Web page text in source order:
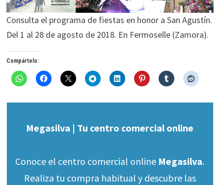
Consulta el programa de fiestas en honor a San Agustín.
Del 1 al 28 de agosto de 2018. En Fermoselle (Zamora).
Compártelo:
Megasilva | Tu centro comercial online
Conoce el centro comercial online Megasilva.
Realiza tu compra habitual y descubre las